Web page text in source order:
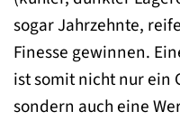
sogar Jahrzehnte,
Finesse gewinnen.
ist somit nicht nur ein
sondern auch eine